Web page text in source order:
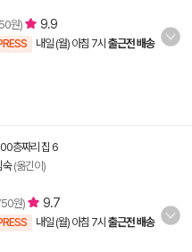
원) 9.9
내일 (월) 아침 7시 출근전 배송
층짜리 집 6
숙(옮긴이)
원) 9.7
내일 (월) 아침 7시 출근전 배송